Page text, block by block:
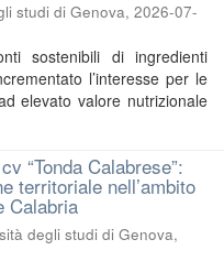
studi di Genova, 2026-07-
sostenibili di ingredienti
l’interesse per le
elevato valore nutrizionale
“Tonda Calabrese”:
territoriale nell’ambito
Calabria
degli studi di Genova,